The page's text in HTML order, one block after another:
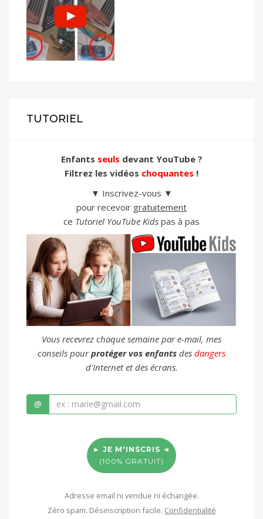
TUTORIEL
Enfants seuls devant YouTube ?
Filtrez les vidéos choquantes !
▼ Inscrivez-vous ▼
pour recevoir gratuitement
ce Tutoriel YouTube Kids pas à pas
Vous recevrez chaque semaine par e-mail, mes
conseils pourprotéger vos enfants des dangers
d'Internet et des écrans.
@
► JE M'INSCRIS ◄
(100% GRATUIT)
Adresse email ni vendue ni échangée.
Zéro spam. Désinscription facile. Confidentialité